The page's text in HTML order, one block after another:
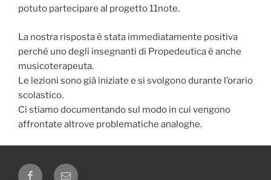
potuto partecipare al progetto 11note.
La nostra risposta è stata immediatamente positiva
perché uno degli insegnanti di Propedeutica è anche
musicoterapeuta.
Le lezioni sono già iniziate e si svolgono durante l’orario
scolastico.
Ci stiamo documentando sul modo in cui vengono
affrontate altrove problematiche analoghe.
FacebookEmail